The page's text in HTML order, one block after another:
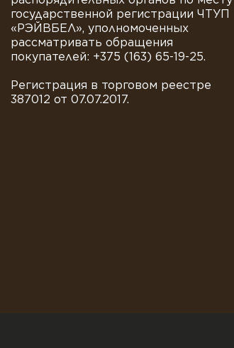
государственной регистрации ЧТУП
«РЭЙВБЕЛ», уполномоченных
рассматривать обращения
покупателей: +375 (163) 65-19-25.
Регистрация в торговом реестре
387012 от 07.07.2017.